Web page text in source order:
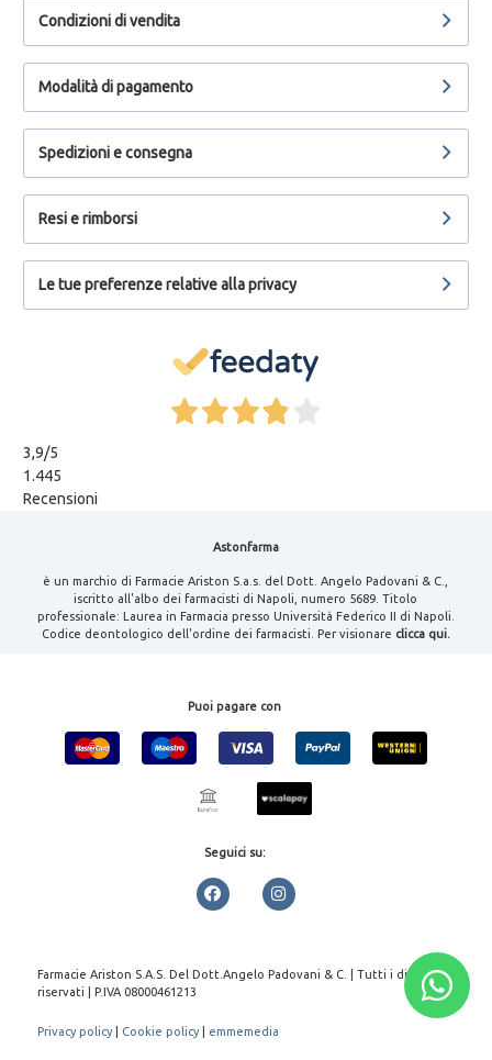
Condizioni di vendita
Modalità di pagamento
Spedizioni e consegna
Resi e rimborsi
Le tue preferenze relative alla privacy
3,9/5
1.445
Recensioni
Astonfarma
è un marchio di Farmacie Ariston S.a.s. del Dott. Angelo Padovani & C.,
iscritto all'albo dei farmacisti di Napoli, numero 5689. Titolo
professionale: Laurea in Farmacia presso Università Federico II di Napoli.
Codice deontologico dell'ordine dei farmacisti. Per visionare clicca qui.
Puoi pagare con
Seguici su:
Farmacie Ariston S.A.S. Del Dott.Angelo Padovani & C. | Tutti i diritti
riservati | P.IVA 08000461213
Privacy policy| Cookie policy| emmemedia